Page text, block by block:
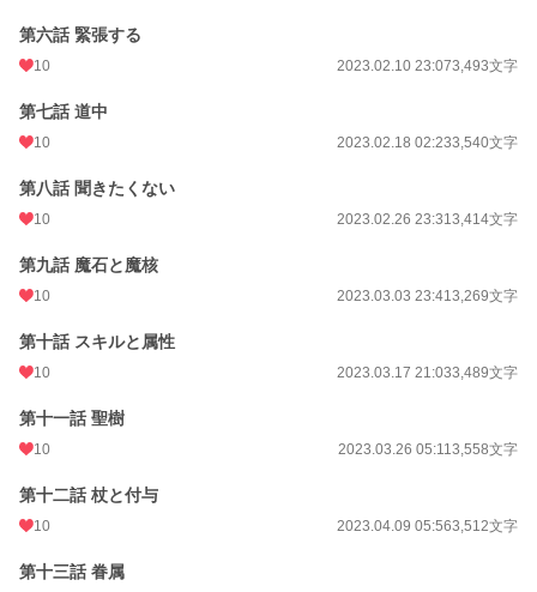
第六話 緊張する
10 2023.02.10 23:073,493文字
第七話 道中
10 2023.02.18 02:233,540文字
第八話 聞きたくない
10 2023.02.26 23:313,414文字
第九話 魔石と魔核
10 2023.03.03 23:413,269文字
第十話 スキルと属性
10 2023.03.17 21:033,489文字
第十一話 聖樹
10 2023.03.26 05:113,558文字
第十二話 杖と付与
10 2023.04.09 05:563,512文字
第十三話 眷属